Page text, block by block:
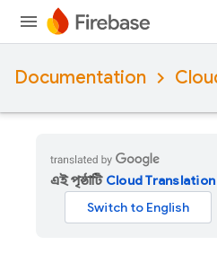
Documentation
এই পৃষ্ঠাটি Cloud Translation